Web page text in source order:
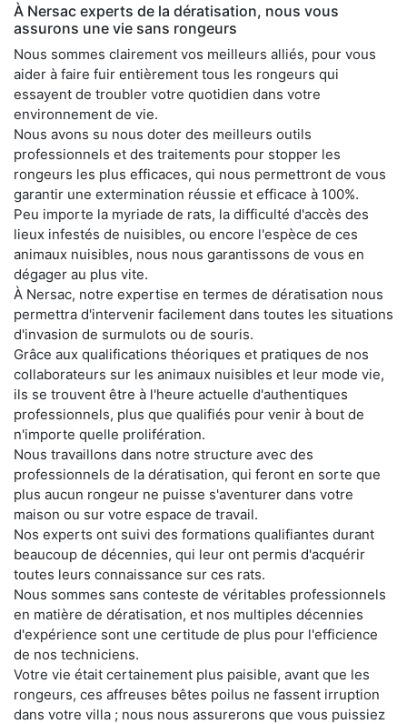
À Nersac experts de la dératisation, nous vous
assurons une vie sans rongeurs
Nous sommes clairement vos meilleurs alliés, pour vous
aider à faire fuir entièrement tous les rongeurs qui
essayent de troubler votre quotidien dans votre
environnement de vie.
Nous avons su nous doter des meilleurs outils
professionnels et des traitements pour stopper les
rongeurs les plus efficaces, qui nous permettront de vous
garantir une extermination réussie et efficace à 100%.
Peu importe la myriade de rats, la difficulté d'accès des
lieux infestés de nuisibles, ou encore l'espèce de ces
animaux nuisibles, nous nous garantissons de vous en
dégager au plus vite.
À Nersac, notre expertise en termes de dératisation nous
permettra d'intervenir facilement dans toutes les situations
d'invasion de surmulots ou de souris.
Grâce aux qualifications théoriques et pratiques de nos
collaborateurs sur les animaux nuisibles et leur mode vie,
ils se trouvent être à l'heure actuelle d'authentiques
professionnels, plus que qualifiés pour venir à bout de
n'importe quelle prolifération.
Nous travaillons dans notre structure avec des
professionnels de la dératisation, qui feront en sorte que
plus aucun rongeur ne puisse s'aventurer dans votre
maison ou sur votre espace de travail.
Nos experts ont suivi des formations qualifiantes durant
beaucoup de décennies, qui leur ont permis d'acquérir
toutes leurs connaissance sur ces rats.
Nous sommes sans conteste de véritables professionnels
en matière de dératisation, et nos multiples décennies
d'expérience sont une certitude de plus pour l'efficience
de nos techniciens.
Votre vie était certainement plus paisible, avant que les
rongeurs, ces affreuses bêtes poilus ne fassent irruption
dans votre villa ; nous nous assurerons que vous puissiez